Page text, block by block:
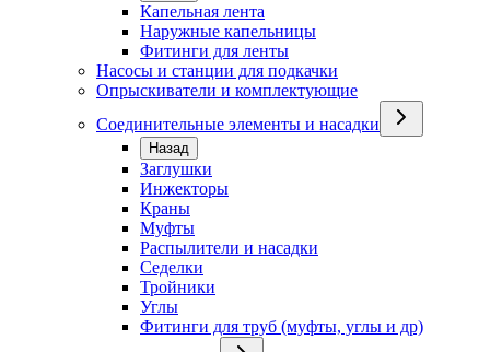
Капельная лента
Наружные капельницы
Фитинги для ленты
Насосы и станции для подкачки
Опрыскиватели и комплектующие
Соединительные элементы и насадки
Назад
Заглушки
Инжекторы
Краны
Муфты
Распылители и насадки
Седелки
Тройники
Углы
Фитинги для труб (муфты, углы и др)